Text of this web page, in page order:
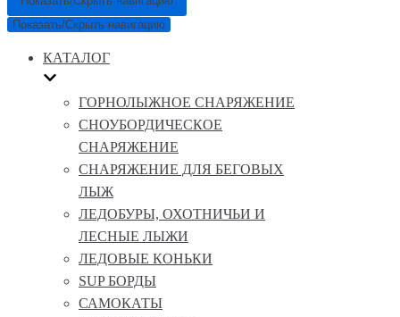
Показать/Скрыть навигацию
КАТАЛОГ
ГОРНОЛЫЖНОЕ СНАРЯЖЕНИЕ
СНОУБОРДИЧЕСКОЕ
СНАРЯЖЕНИЕ
СНАРЯЖЕНИЕ ДЛЯ БЕГОВЫХ
ЛЫЖ
ЛЕДОБУРЫ, ОХОТНИЧЬИ И
ЛЕСНЫЕ ЛЫЖИ
ЛЕДОВЫЕ КОНЬКИ
SUP БОРДЫ
САМОКАТЫ